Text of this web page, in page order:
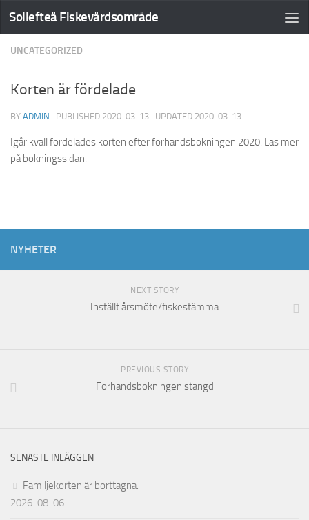
Sollefteå Fiskevårdsområde
UNCATEGORIZED
Korten är fördelade
BY ADMIN · PUBLISHED 2020-03-13 · UPDATED 2020-03-13
Igår kväll fördelades korten efter förhandsbokningen 2020. Läs mer
på bokningssidan.
NYHETER
NEXT STORY
Inställt årsmöte/fiskestämma
PREVIOUS STORY
Förhandsbokningen stängd
SENASTE INLÄGGEN
Familjekorten är borttagna.
2026-08-06